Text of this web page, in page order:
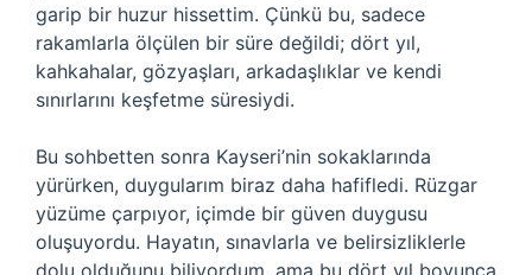
garip bir huzur hissettim. Çünkü bu, sadece
rakamlarla ölçülen bir süre değildi; dört yıl,
kahkahalar, gözyaşları, arkadaşlıklar ve kendi
sınırlarını keşfetme süresiydi.
Bu sohbetten sonra Kayseri’nin sokaklarında
yürürken, duygularım biraz daha hafifledi. Rüzgar
yüzüme çarpıyor, içimde bir güven duygusu
oluşuyordu. Hayatın, sınavlarla ve belirsizliklerle
dolu olduğunu biliyordum, ama bu dört yıl boyunca